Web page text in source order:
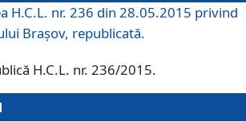
H.C.L. nr. 236 din 28.05.2015 privind
Braşov, republicată.
H.C.L. nr. 236/2015.